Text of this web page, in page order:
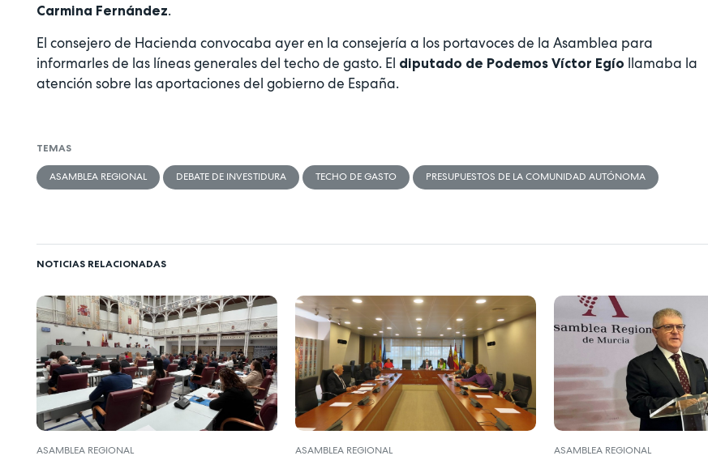
Carmina Fernández.
El consejero de Hacienda convocaba ayer en la consejería a los portavoces de la Asamblea para
informarles de las líneas generales del techo de gasto. El diputado de Podemos Víctor Egío llamaba la
atención sobre las aportaciones del gobierno de España.
TEMAS
ASAMBLEA REGIONAL DEBATE DE INVESTIDURA TECHO DE GASTO PRESUPUESTOS DE LA COMUNIDAD AUTÓNOMA
NOTICIAS RELACIONADAS
ASAMBLEA REGIONAL ASAMBLEA REGIONAL ASAMBLEA REGIONAL